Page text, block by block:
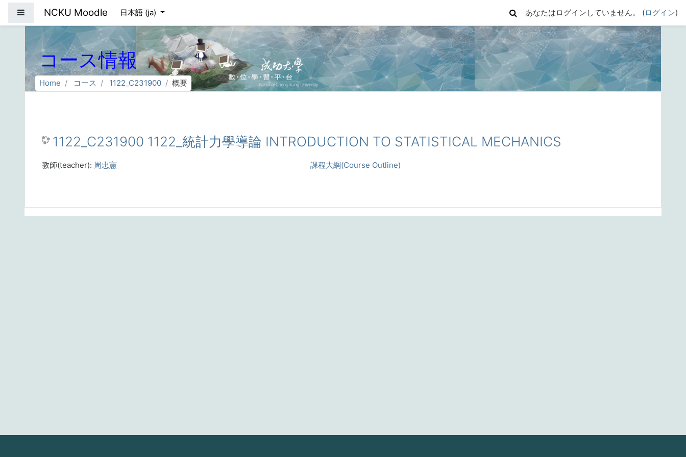
サイドパネル
NCKU Moodle 日本語 ‎(ja)‎ あなたはログインしていません。 (ログイン)
コース情報
Home コース 1122_C231900 概要
1122_C231900 1122_統計力學導論 INTRODUCTION TO STATISTICAL MECHANICS
課程大綱(Course Outline)
教師(teacher): 周忠憲